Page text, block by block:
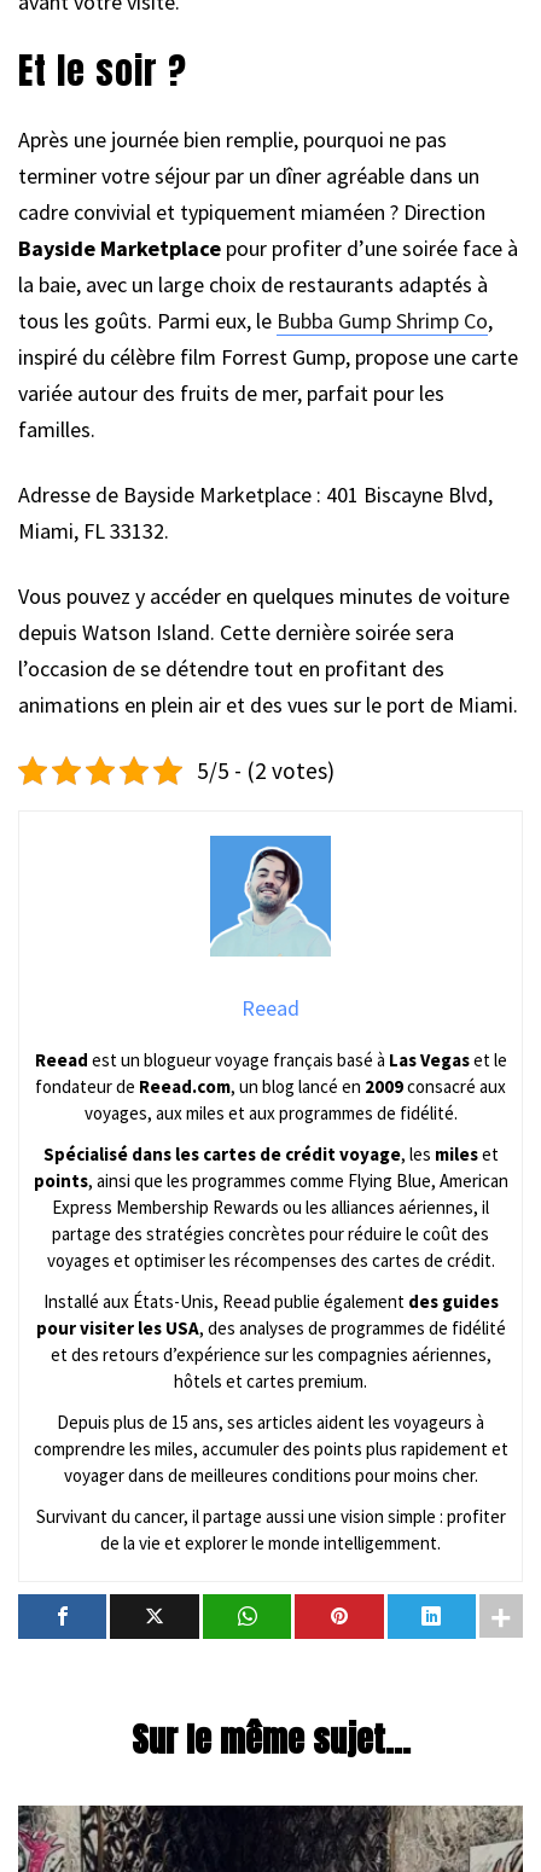
Et le soir ?
Après une journée bien remplie, pourquoi ne pas
terminer votre séjour par un dîner agréable dans un
cadre convivial et typiquement miaméen ? Direction
Bayside Marketplace pour profiter d’une soirée face à
la baie, avec un large choix de restaurants adaptés à
tous les goûts. Parmi eux, le Bubba Gump Shrimp Co,
inspiré du célèbre film Forrest Gump, propose une carte
variée autour des fruits de mer, parfait pour les
familles.
Adresse de Bayside Marketplace : 401 Biscayne Blvd,
Miami, FL 33132.
Vous pouvez y accéder en quelques minutes de voiture
depuis Watson Island. Cette dernière soirée sera
l’occasion de se détendre tout en profitant des
animations en plein air et des vues sur le port de Miami.
5/5 - (2 votes)
Reead
Reead est un blogueur voyage français basé à Las Vegaset le
fondateur de Reead.com, un blog lancé en 2009consacré aux
voyages, aux miles et aux programmes de fidélité.
Spécialisé dans les cartes de crédit voyage, les mileset
points, ainsi que les programmes comme Flying Blue, American
Express Membership Rewards ou les alliances aériennes, il
partage des stratégies concrètes pour réduire le coût des
voyages et optimiser les récompenses des cartes de crédit.
Installé aux États-Unis, Reead publie également des guides
pour visiter les USA, des analyses de programmes de fidélité
et des retours d’expérience sur les compagnies aériennes,
hôtels et cartes premium.
Depuis plus de 15 ans, ses articles aident les voyageurs à
comprendre les miles, accumuler des points plus rapidement et
voyager dans de meilleures conditions pour moins cher.
Survivant du cancer, il partage aussi une vision simple : profiter
de la vie et explorer le monde intelligemment.
Sur le même sujet...